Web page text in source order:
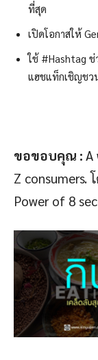
ที่สุด
เปิดโอกาสให้
ใช้ #Hashtag ช่
แฮชแท็กเชิญชว
ขอขอบคุณ : A
Z consumers.
Power of 8